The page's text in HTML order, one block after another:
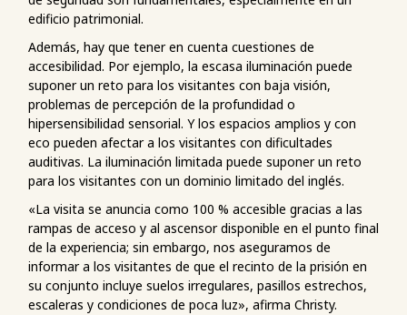
edificio patrimonial.
Además, hay que tener en cuenta cuestiones de
accesibilidad. Por ejemplo, la escasa iluminación puede
suponer un reto para los visitantes con baja visión,
problemas de percepción de la profundidad o
hipersensibilidad sensorial. Y los espacios amplios y con
eco pueden afectar a los visitantes con dificultades
auditivas. La iluminación limitada puede suponer un reto
para los visitantes con un dominio limitado del inglés.
«La visita se anuncia como 100 % accesible gracias a las
rampas de acceso y al ascensor disponible en el punto final
de la experiencia; sin embargo, nos aseguramos de
informar a los visitantes de que el recinto de la prisión en
su conjunto incluye suelos irregulares, pasillos estrechos,
escaleras y condiciones de poca luz», afirma Christy.